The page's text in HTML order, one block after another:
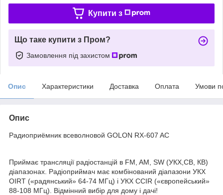
Купити з
Що таке купити з Пром?
Замовлення під захистом
Опис Характеристики Доставка Оплата Умови
Опис
Радиоприёмник всеволновой GOLON RX-607 AC
Приймає трансляції радіостанцій в FM, AM, SW (УКХ,СВ, КВ)
діапазонах. Радіоприймач має комбінований діапазони УКХ
OIRT («радянський» 64-74 МГц) і УКХ CCIR («європейський»
88-108 МГц). Відмінний вибір для дому і дачі!